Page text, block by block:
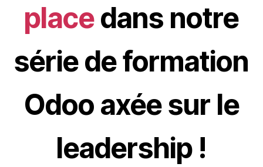
placedans notre
série de formation
Odoo axée sur le
leadership !